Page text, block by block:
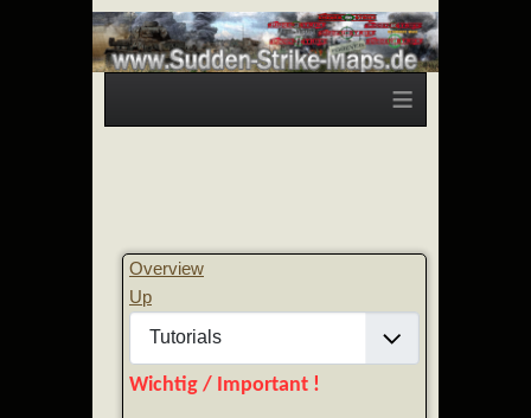
≡
Overview
Up
Wichtig / Important !